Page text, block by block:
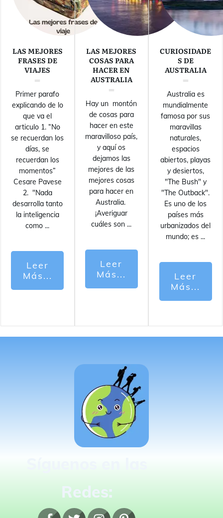
LAS MEJORES
FRASES DE
VIAJES
Primer parafo
explicando de lo
que va el
articulo 1. “No
se recuerdan los
días, se
recuerdan los
momentos”
Cesare Pavese
2. "Nada
desarrolla tanto
la inteligencia
como ...
Leer
Más...
LAS MEJORES
COSAS PARA
HACER EN
AUSTRALIA
Hay un montón
de cosas para
hacer en este
maravilloso país,
y aquí os
dejamos las
mejores de las
mejores cosas
para hacer en
Australia.
¡Averiguar
cuáles son ...
Leer
Más...
CURIOSIDADE
S DE
AUSTRALIA
Australia es
mundialmente
famosa por sus
maravillas
naturales,
espacios
abiertos, playas
y desiertos,
"The Bush" y
"The Outback".
Es uno de los
países más
urbanizados del
mundo; es ...
Leer
Más...
Redes: